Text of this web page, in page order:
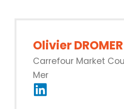
Olivier DROMER
Carrefour Market
Mer